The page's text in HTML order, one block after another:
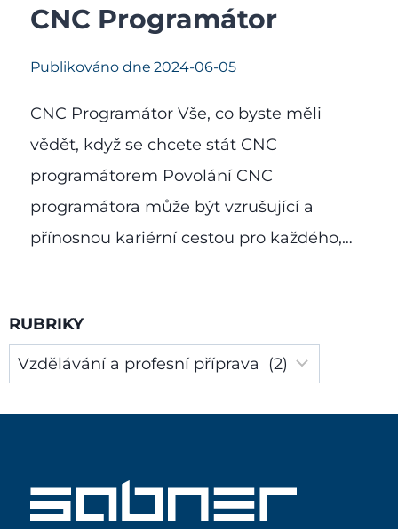
CNC Programátor
Publikováno dne 2024-06-05
CNC Programátor Vše, co byste měli
vědět, když se chcete stát CNC
programátorem Povolání CNC
programátora může být vzrušující a
přínosnou kariérní cestou pro každého,…
RUBRIKY
Rubriky